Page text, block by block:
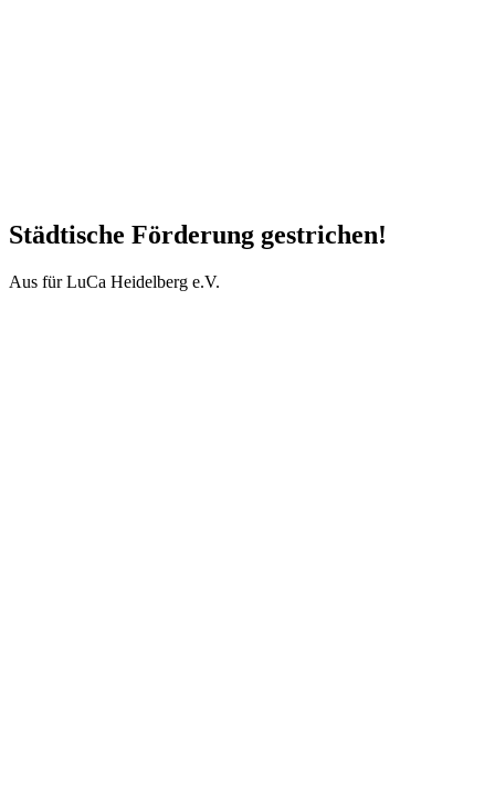
Städtische Förderung gestrichen!
Aus für LuCa Heidelberg e.V.